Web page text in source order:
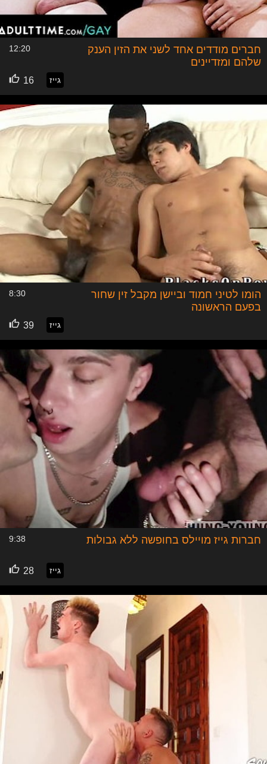
חברים מודדים אחד לשני את הזין הענק
שלהם ומזדיינים
12:20
גייז 16
הומו לטיני חמוד וביישן מקבל זין שחור
בפעם הראשונה
8:30
גייז 39
חברות גייז מויילס בחופשה ללא גבולות 9:38
גייז 28